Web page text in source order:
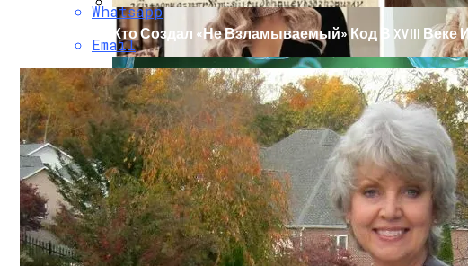
Кто Создал «не Взламываемый» Код В XVIII Веке
Whatsapp
Email